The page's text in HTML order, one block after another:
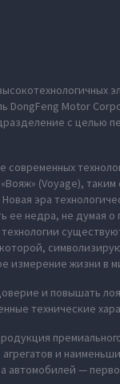
Motor
с целью
(Voyage),
эра
ее недра, не думая
измерение жизни в
и повышать
технические
и
автомобилей —